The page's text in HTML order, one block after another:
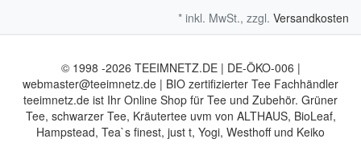
* inkl. MwSt., zzgl. Versandkosten
© 1998 -2026 TEEIMNETZ.DE | DE-ÖKO-006 |
webmaster@teeimnetz.de | BIO zertifizierter Tee Fachhändler
teeimnetz.de ist Ihr Online Shop für Tee und Zubehör. Grüner
Tee, schwarzer Tee, Kräutertee uvm von ALTHAUS, BioLeaf,
Hampstead, Tea`s finest, just t, Yogi, Westhoff und Keiko